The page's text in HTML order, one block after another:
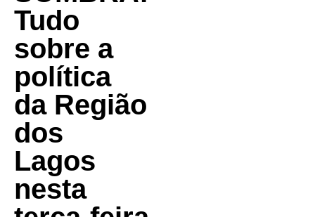
Tudo
sobre a
política
da Região
dos
Lagos
nesta